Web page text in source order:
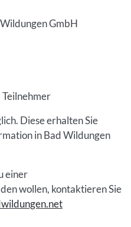
GmbH
Diese erhalten Sie
in Bad Wildungen
einer
wollen, kontaktieren Sie